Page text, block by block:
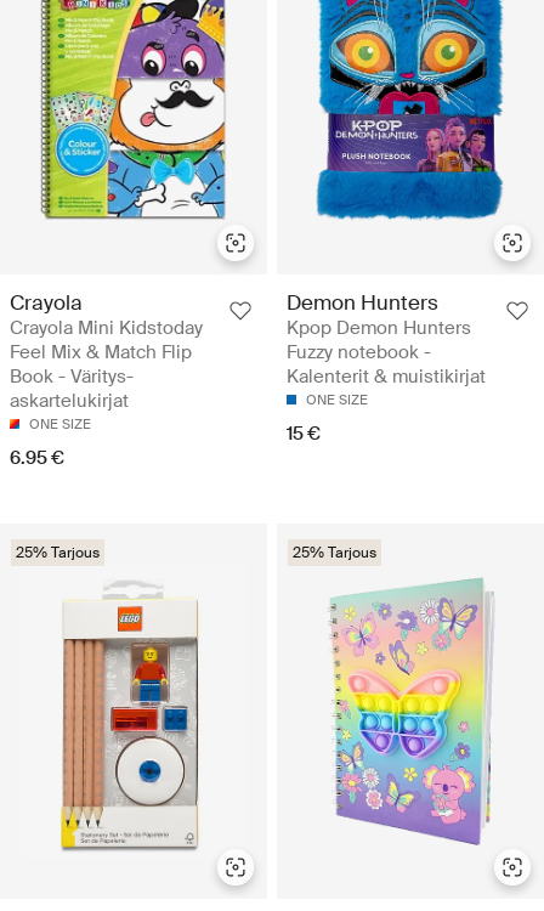
Crayola
Crayola Mini Kidstoday
Feel Mix & Match Flip
Book - Väritys-
askartelukirjat
ONE SIZE
6.95 €
Demon Hunters
Kpop Demon Hunters
Fuzzy notebook -
Kalenterit & muistikirjat
ONE SIZE
15 €
25% Tarjous 25% Tarjous